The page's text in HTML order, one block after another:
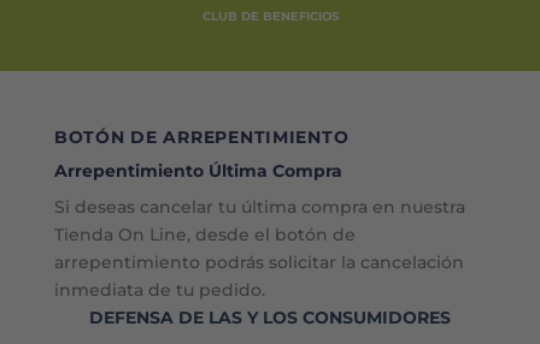
CLUB DE BENEFICIOS
BOTÓN DE ARREPENTIMIENTO
Arrepentimiento Última Compra
Si deseas cancelar tu última compra en nuestra
Tienda On Line, desde el botón de
arrepentimiento podrás solicitar la cancelación
inmediata de tu pedido.
DEFENSA DE LAS Y LOS CONSUMIDORES